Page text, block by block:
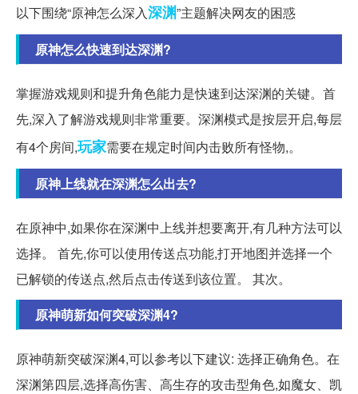
以下围绕“原神怎么深入深渊”主题解决网友的困惑
原神怎么快速到达深渊?
掌握游戏规则和提升角色能力是快速到达深渊的关键。首
先,深入了解游戏规则非常重要。深渊模式是按层开启,每层
有4个房间,玩家需要在规定时间内击败所有怪物,。
原神上线就在深渊怎么出去?
在原神中,如果你在深渊中上线并想要离开,有几种方法可以
选择。 首先,你可以使用传送点功能,打开地图并选择一个
已解锁的传送点,然后点击传送到该位置。 其次。
原神萌新如何突破深渊4?
原神萌新突破深渊4,可以参考以下建议: 选择正确角色。在
深渊第四层,选择高伤害、高生存的攻击型角色,如魔女、凯